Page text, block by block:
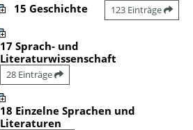
15 Geschichte 123 Einträge
17 Sprach- und
Literaturwissenschaft
28 Einträge
18 Einzelne Sprachen und
Literaturen